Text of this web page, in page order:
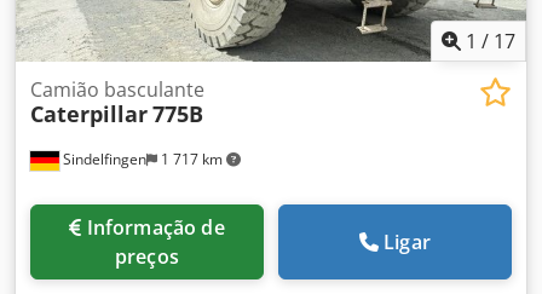
1 / 17
Sindelfingen 1 717 km
Camião basculante
Caterpillar775B
preços
Ligar